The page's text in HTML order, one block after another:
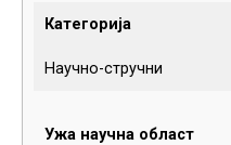
Категорија
Научно-стручни
Ужа научна област